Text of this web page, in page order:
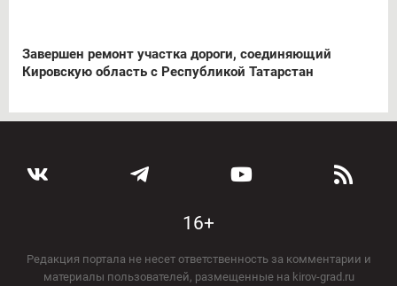
Завершен ремонт участка дороги, соединяющий
Кировскую область с Республикой Татарстан
16+
Редакция портала не несет ответственность за комментарии и
материалы пользователей, размещенные на kirov-grad.ru